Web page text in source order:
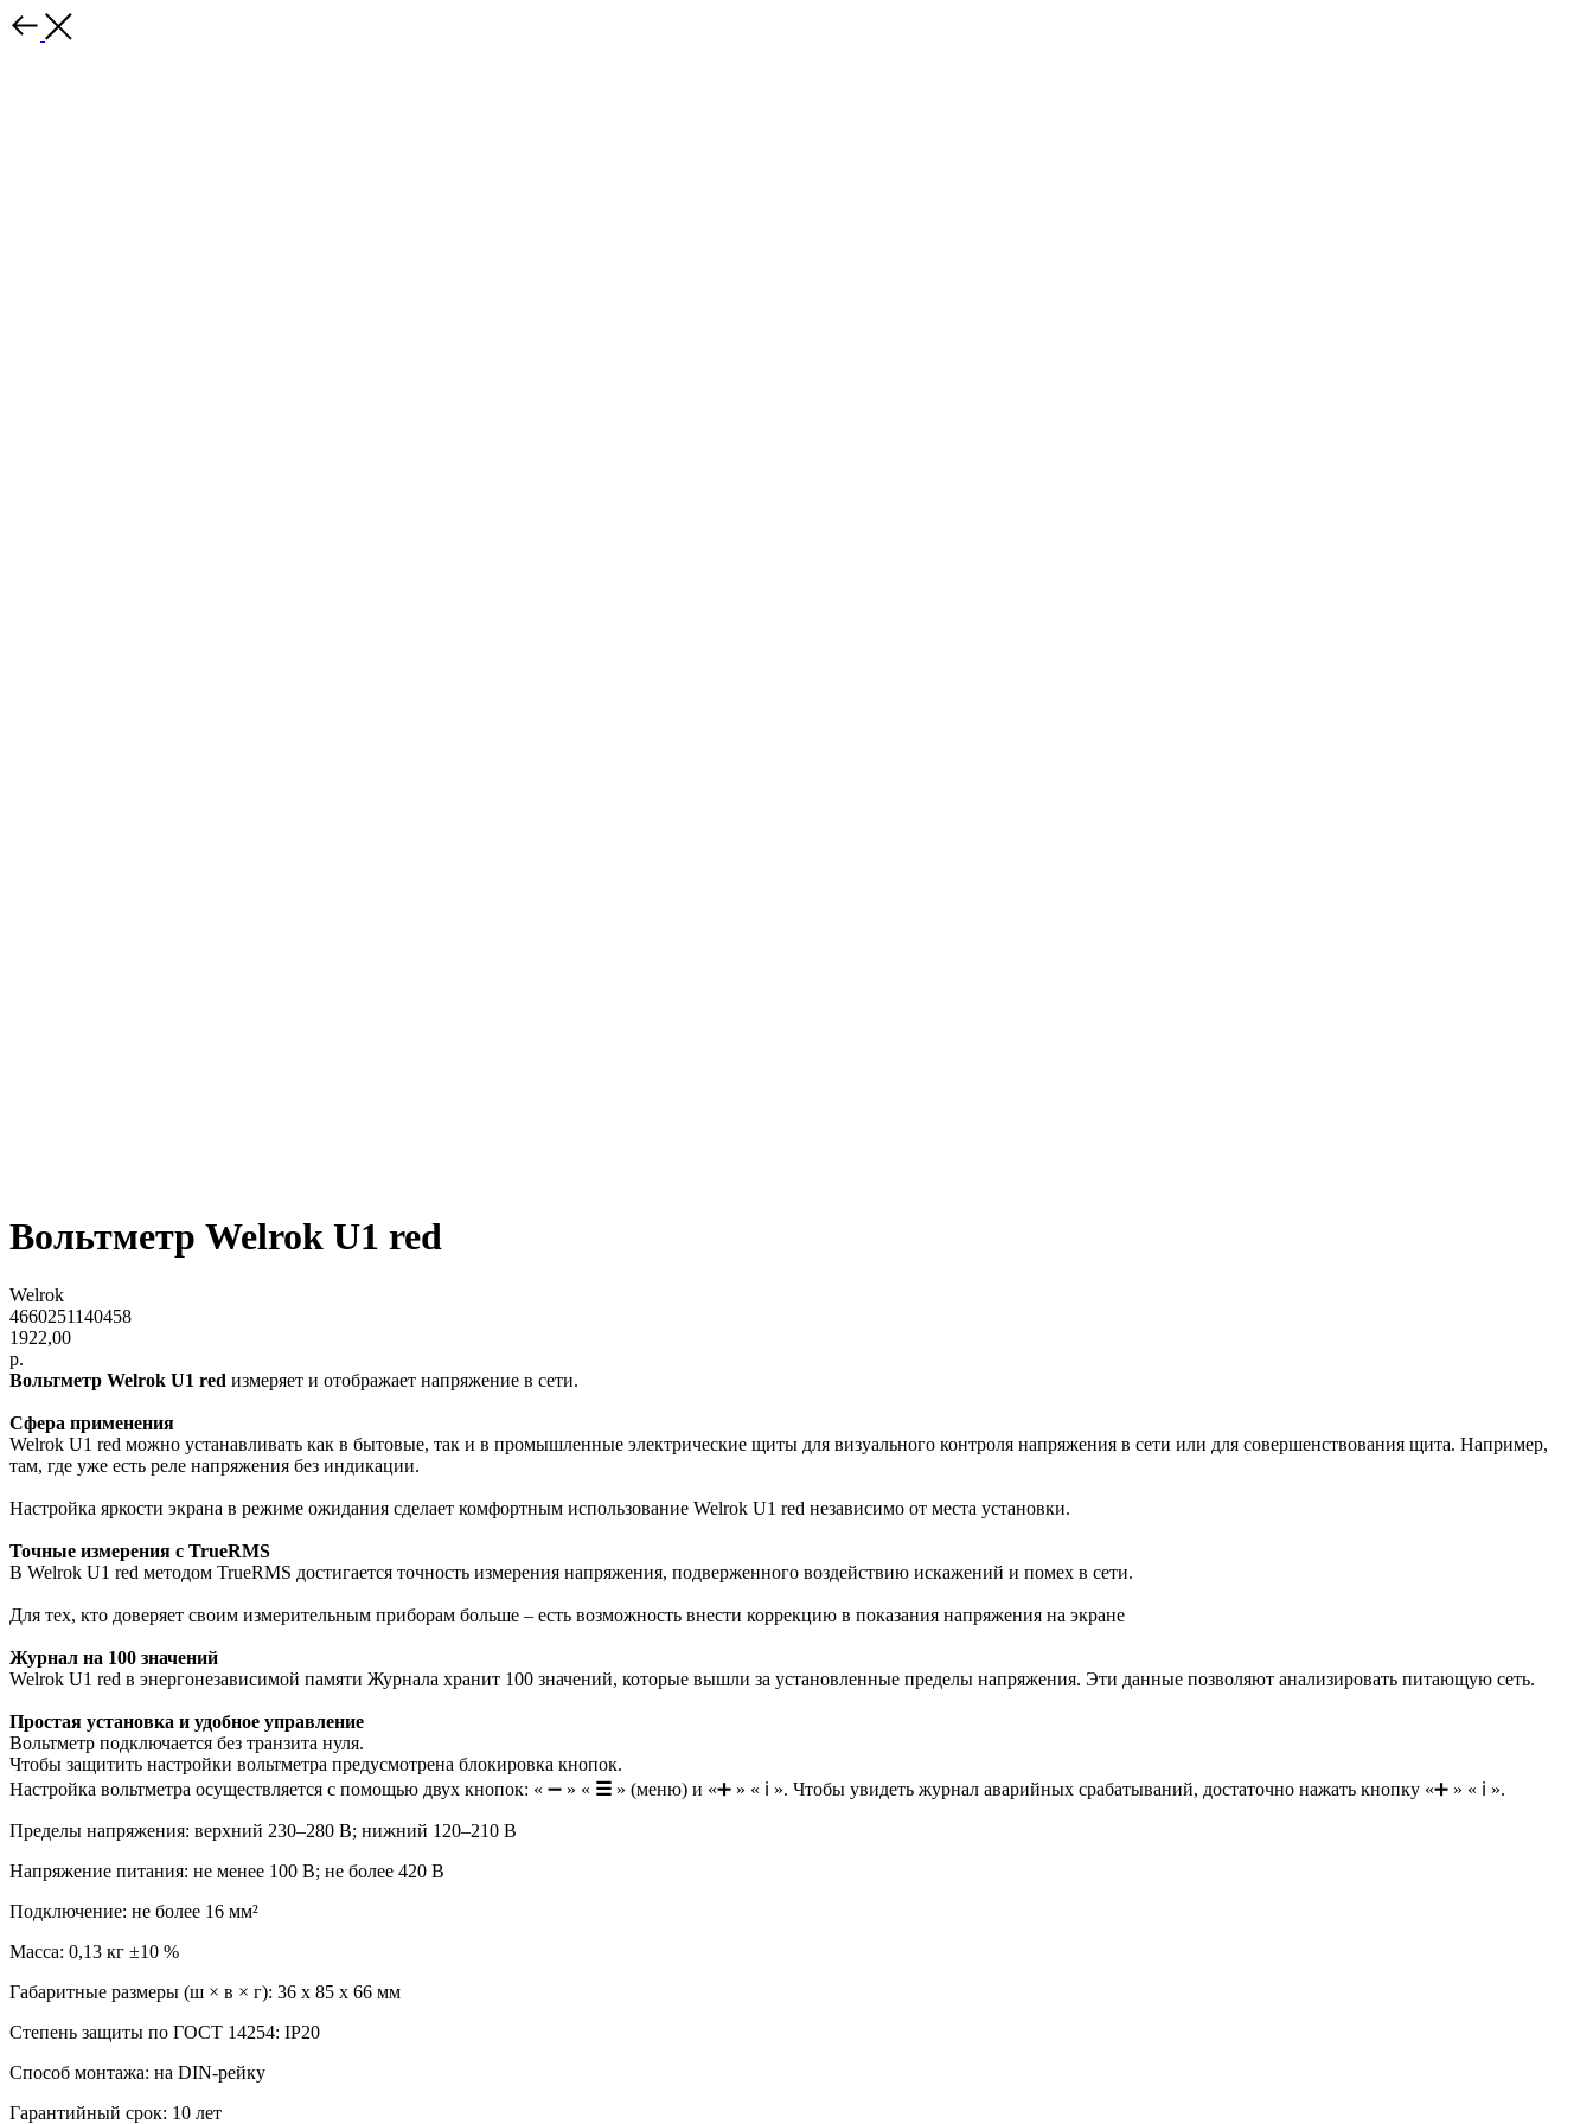
Вольтметр Welrok U1 red
Welrok
4660251140458
1922,00
р.
Вольтметр Welrok U1 red измеряет и отображает напряжение в сети.
Сфера применения
Welrok U1 red можно устанавливать как в бытовые, так и в промышленные электрические щиты для визуального контроля напряжения в сети или для совершенствования щита. Например,
там, где уже есть реле напряжения без индикации.
Настройка яркости экрана в режиме ожидания сделает комфортным использование Welrok U1 red независимо от места установки.
Точные измерения с TrueRMS
В Welrok U1 red методом TrueRMS достигается точность измерения напряжения, подверженного воздействию искажений и помех в сети.
Для тех, кто доверяет своим измерительным приборам больше – есть возможность внести коррекцию в показания напряжения на экране
Журнал на 100 значений
Welrok U1 red в энергонезависимой памяти Журнала хранит 100 значений, которые вышли за установленные пределы напряжения. Эти данные позволяют анализировать питающую сеть.
Простая установка и удобное управление
Вольтметр подключается без транзита нуля.
Чтобы защитить настройки вольтметра предусмотрена блокировка кнопок.
Настройка вольтметра осуществляется с помощью двух кнопок: « ➖ » « ☰ » (меню) и «➕ » « ℹ ». Чтобы увидеть журнал аварийных срабатываний, достаточно нажать кнопку «➕ » « ℹ ».
Пределы напряжения: верхний 230–280 В; нижний 120–210 В
Напряжение питания: не менее 100 В; не более 420 В
Подключение: не более 16 мм²
Масса: 0,13 кг ±10 %
Габаритные размеры (ш × в × г): 36 х 85 х 66 мм
Степень защиты по ГОСТ 14254: IP20
Способ монтажа: на DIN-рейку
Гарантийный срок: 10 лет